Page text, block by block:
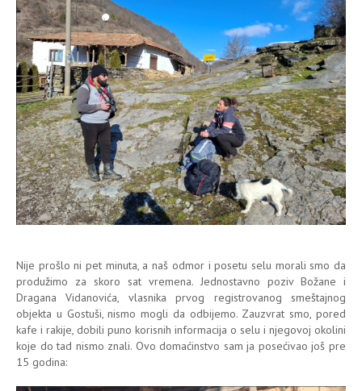
Nije prošlo ni pet minuta, a naš odmor i posetu selu morali smo da
produžimo za skoro sat vremena. Jednostavno poziv Božane i
Dragana Vidanovića, vlasnika prvog registrovanog smeštajnog
objekta u Gostuši, nismo mogli da odbijemo. Zauzvrat smo, pored
kafe i rakije, dobili puno korisnih informacija o selu i njegovoj okolini
koje do tad nismo znali. Ovo domaćinstvo sam ja posećivao još pre
15 godina: